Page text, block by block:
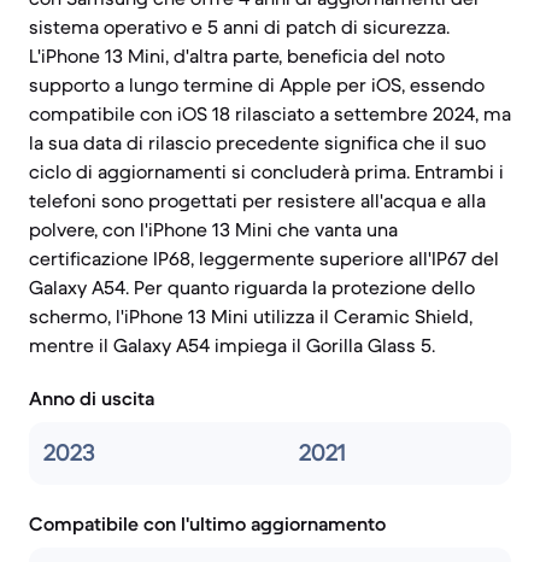
sistema operativo e 5 anni di patch di sicurezza.
L'iPhone 13 Mini, d'altra parte, beneficia del noto
supporto a lungo termine di Apple per iOS, essendo
compatibile con iOS 18 rilasciato a settembre 2024, ma
la sua data di rilascio precedente significa che il suo
ciclo di aggiornamenti si concluderà prima. Entrambi i
telefoni sono progettati per resistere all'acqua e alla
polvere, con l'iPhone 13 Mini che vanta una
certificazione IP68, leggermente superiore all'IP67 del
Galaxy A54. Per quanto riguarda la protezione dello
schermo, l'iPhone 13 Mini utilizza il Ceramic Shield,
mentre il Galaxy A54 impiega il Gorilla Glass 5.
Anno di uscita
2023 2021
Compatibile con l'ultimo aggiornamento